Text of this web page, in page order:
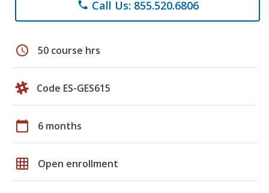
phone Call Us: 855.520.6806
schedule 50 course hrs
Code ES-GES615
calendar_today 6 months
grid_on Open enrollment